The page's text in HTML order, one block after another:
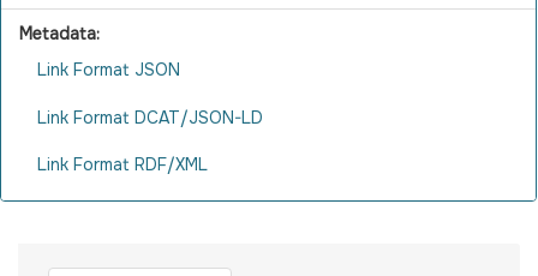
Metadata:
Link Format JSON
Link Format DCAT/JSON-LD
Link Format RDF/XML